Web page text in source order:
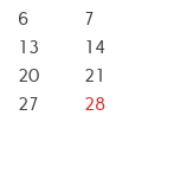
6
7
13
14
20
21
27
28